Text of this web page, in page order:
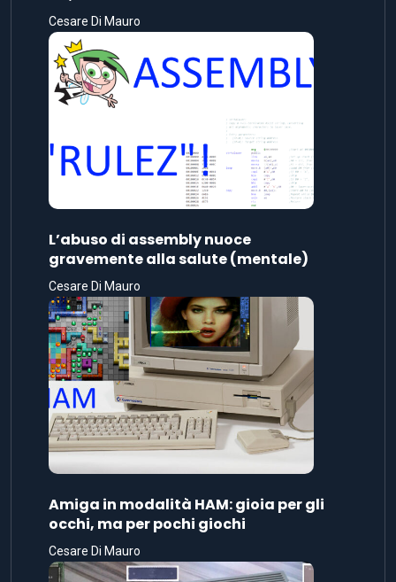
Cesare Di Mauro
L’abuso di assembly nuoce
gravemente alla salute (mentale)
Cesare Di Mauro
Amiga in modalità HAM: gioia per gli
occhi, ma per pochi giochi
Cesare Di Mauro